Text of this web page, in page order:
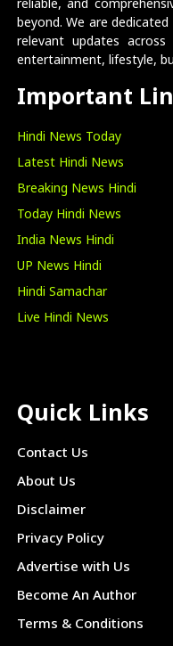
reliable, and
beyond. We are
relevant updates across
entertainment, lifestyle,
Important
Hindi News Today
Latest Hindi News
Breaking News Hindi
Today Hindi News
India News Hindi
UP News Hindi
Hindi Samachar
Live Hindi News
Quick Links
Contact Us
About Us
Disclaimer
Privacy Policy
Advertise with Us
Become An Author
Terms & Conditions